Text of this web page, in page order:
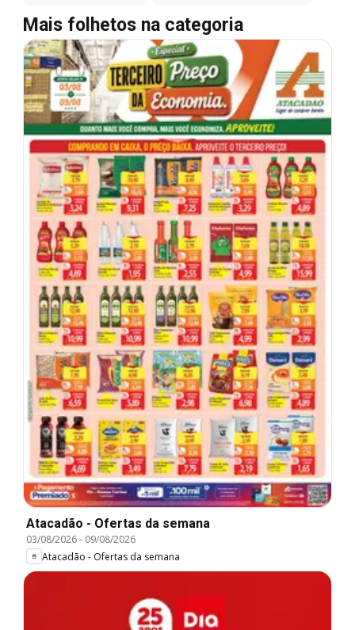
Mais folhetos na categoria
Atacadão - Ofertas da semana
03/08/2026- 09/08/2026
Atacadão - Ofertas da semana